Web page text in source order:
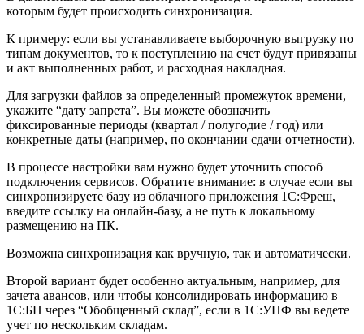
которым будет происходить синхронизация.
К примеру: если вы устанавливаете выборочную выгрузку по
типам документов, то к поступлению на счет будут привязаны
и акт выполненных работ, и расходная накладная.
Для загрузки файлов за определенный промежуток времени,
укажите “дату запрета”. Вы можете обозначить
фиксированные периоды (квартал / полугодие / год) или
конкретные даты (например, по окончании сдачи отчетности).
В процессе настройки вам нужно будет уточнить способ
подключения сервисов. Обратите внимание: в случае если вы
синхронизируете базу из облачного приложения 1С:Фреш,
введите ссылку на онлайн-базу, а не путь к локальному
размещению на ПК.
Возможна синхронизация как вручную, так и автоматически.
Второй вариант будет особенно актуальным, например, для
зачета авансов, или чтобы консолидировать информацию в
1С:БП через “Обобщенный склад”, если в 1С:УНФ вы ведете
учет по нескольким складам.